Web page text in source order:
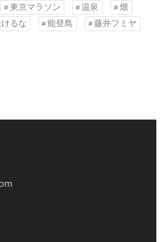
東京マラソン 温泉
畑
るな 能登島
藤井フミヤ